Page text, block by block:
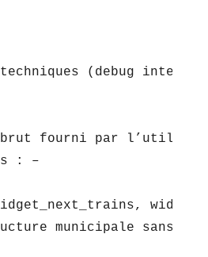
(debug interne)
brut fourni par
: –
municipale sans